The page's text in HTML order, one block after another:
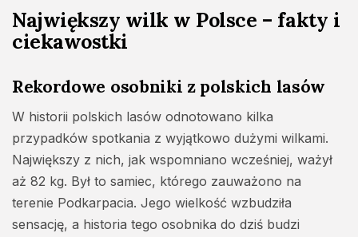
Największy wilk w Polsce – fakty i
ciekawostki
Rekordowe osobniki z polskich lasów
W historii polskich lasów odnotowano kilka
przypadków spotkania z wyjątkowo dużymi wilkami.
Największy z nich, jak wspomniano wcześniej, ważył
aż 82 kg. Był to samiec, którego zauważono na
terenie Podkarpacia. Jego wielkość wzbudziła
sensację, a historia tego osobnika do dziś budzi